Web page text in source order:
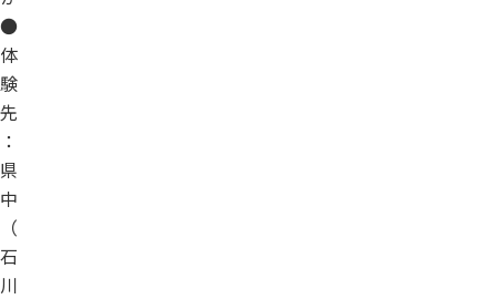
●
体
験
先
：
県
中
（
石
川